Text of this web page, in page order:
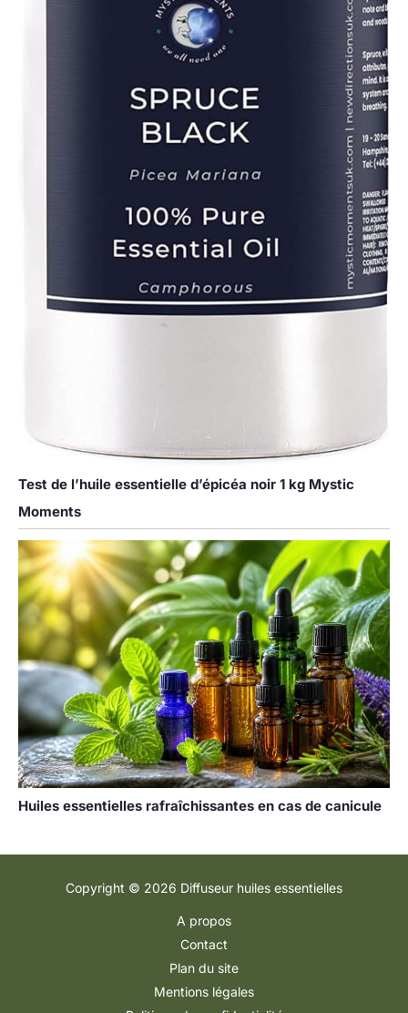
Test de l’huile essentielle d’épicéa noir 1 kg Mystic
Moments
Huiles essentielles rafraîchissantes en cas de canicule
Copyright © 2026 Diffuseur huiles essentielles
A propos
Contact
Plan du site
Mentions légales